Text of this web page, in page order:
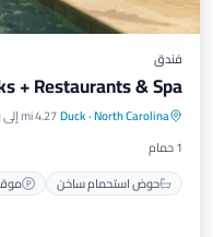
فندق
+ Restaurants & Spa
North Carolina
·
Duck4.27 mi إلى وسط المدينة
1 حمام
حوض استحمام ساخن
حوض استحمام
مسبح